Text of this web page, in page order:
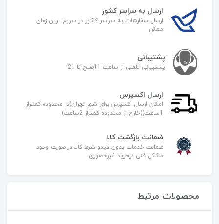
ارسال به سراسر کشور
ارسال سفارشات به سراسر کشور در سریع ترین زمان
ممکن
پشتیبانی
پشتیبانی تلفنی از ساعت 11صبح تا 21
ارسال اکسپرس
امکان ارسال اکسپرس برای شهر تهران(در محدوده کمتراز
1ساعت)(خارج از محدوده کمتراز 2ساعت)
ضمانت بازگشت کالا
ضمانت خدمات بدون قیدو شرط کالا در صورت وجود
مشکل فنی درخرید غیرحضوری
محصولات مرتبط